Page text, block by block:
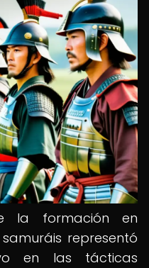
la formación en
representó
en las tácticas